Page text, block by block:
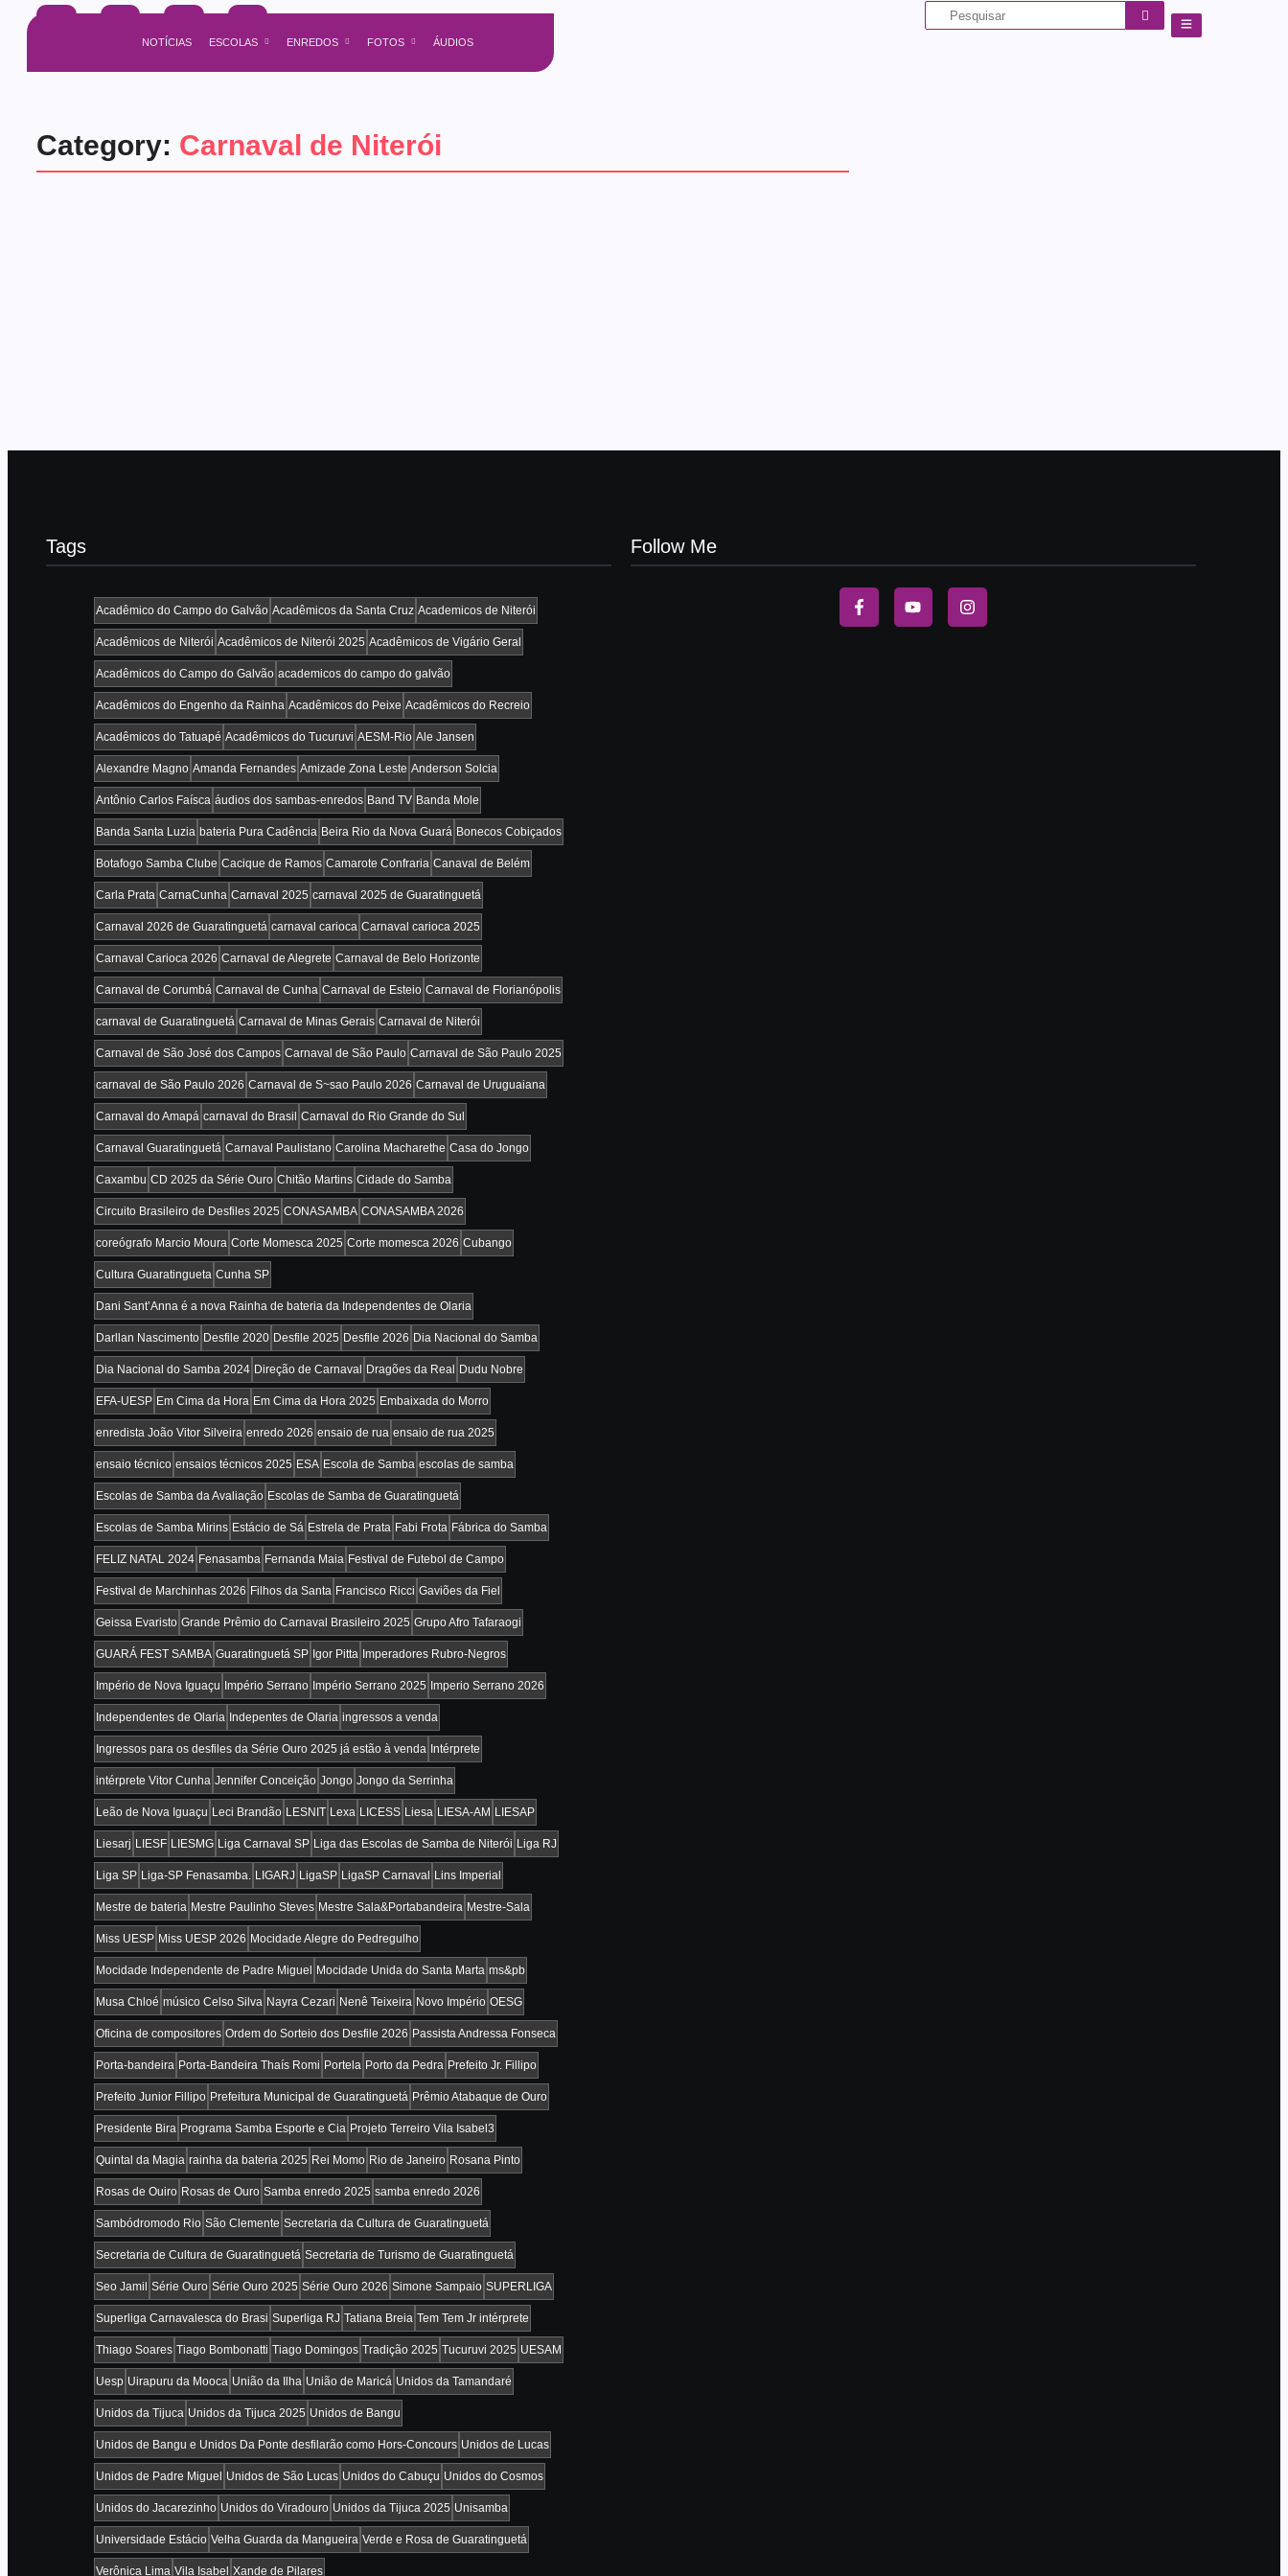
NOTÍCIAS ESCOLAS ENREDOS FOTOS ÁUDIOS
Category: Carnaval de Niterói
Tags
Acadêmico do Campo do Galvão Acadêmicos da Santa Cruz Academicos de Niterói
Acadêmicos de Niterói Acadêmicos de Niterói 2025 Acadêmicos de Vigário Geral
Acadêmicos do Campo do Galvão academicos do campo do galvão
Acadêmicos do Engenho da Rainha Acadêmicos do Peixe Acadêmicos do Recreio
Acadêmicos do Tatuapé Acadêmicos do Tucuruvi AESM-Rio Ale Jansen
Alexandre Magno Amanda Fernandes Amizade Zona Leste Anderson Solcia
Antônio Carlos Faísca áudios dos sambas-enredos Band TV Banda Mole
Banda Santa Luzia bateria Pura Cadência Beira Rio da Nova Guará Bonecos Cobiçados
Botafogo Samba Clube Cacique de Ramos Camarote Confraria Canaval de Belém
Carla Prata CarnaCunha Carnaval 2025 carnaval 2025 de Guaratinguetá
Carnaval 2026 de Guaratinguetá carnaval carioca Carnaval carioca 2025
Carnaval Carioca 2026 Carnaval de Alegrete Carnaval de Belo Horizonte
Carnaval de Corumbá Carnaval de Cunha Carnaval de Esteio Carnaval de Florianópolis
carnaval de Guaratinguetá Carnaval de Minas Gerais Carnaval de Niterói
Carnaval de São José dos Campos Carnaval de São Paulo Carnaval de São Paulo 2025
carnaval de São Paulo 2026 Carnaval de S~sao Paulo 2026 Carnaval de Uruguaiana
Carnaval do Amapá carnaval do Brasil Carnaval do Rio Grande do Sul
Carnaval Guaratinguetá Carnaval Paulistano Carolina Macharethe Casa do Jongo
Caxambu CD 2025 da Série Ouro Chitão Martins Cidade do Samba
Circuito Brasileiro de Desfiles 2025 CONASAMBA CONASAMBA 2026
coreógrafo Marcio Moura Corte Momesca 2025 Corte momesca 2026 Cubango
Cultura Guaratingueta Cunha SP
Dani Sant’Anna é a nova Rainha de bateria da Independentes de Olaria
Darllan Nascimento Desfile 2020 Desfile 2025 Desfile 2026 Dia Nacional do Samba
Dia Nacional do Samba 2024 Direção de Carnaval Dragões da Real Dudu Nobre
EFA-UESP Em Cima da Hora Em Cima da Hora 2025 Embaixada do Morro
enredista João Vitor Silveira enredo 2026 ensaio de rua ensaio de rua 2025
ensaio técnico ensaios técnicos 2025 ESA Escola de Samba escolas de samba
Escolas de Samba da Avaliação Escolas de Samba de Guaratinguetá
Escolas de Samba Mirins Estácio de Sá Estrela de Prata Fabi Frota Fábrica do Samba
FELIZ NATAL 2024 Fenasamba Fernanda Maia Festival de Futebol de Campo
Festival de Marchinhas 2026 Filhos da Santa Francisco Ricci Gaviões da Fiel
Geissa Evaristo Grande Prêmio do Carnaval Brasileiro 2025 Grupo Afro Tafaraogi
GUARÁ FEST SAMBA Guaratinguetá SP Igor Pitta Imperadores Rubro-Negros
Império de Nova Iguaçu Império Serrano Império Serrano 2025 Imperio Serrano 2026
Independentes de Olaria Indepentes de Olaria ingressos a venda
Ingressos para os desfiles da Série Ouro 2025 já estão à venda Intérprete
intérprete Vitor Cunha Jennifer Conceição Jongo Jongo da Serrinha
Leão de Nova Iguaçu Leci Brandão LESNIT Lexa LICESS Liesa LIESA-AM LIESAP
Liesarj LIESF LIESMG Liga Carnaval SP Liga das Escolas de Samba de Niterói Liga RJ
Liga SP Liga-SP Fenasamba. LIGARJ LigaSP LigaSP Carnaval Lins Imperial
Mestre de bateria Mestre Paulinho Steves Mestre Sala&Portabandeira Mestre-Sala
Miss UESP Miss UESP 2026 Mocidade Alegre do Pedregulho
Mocidade Independente de Padre Miguel Mocidade Unida do Santa Marta ms&pb
Musa Chloé músico Celso Silva Nayra Cezari Nenê Teixeira Novo Império OESG
Oficina de compositores Ordem do Sorteio dos Desfile 2026 Passista Andressa Fonseca
Porta-bandeira Porta-Bandeira Thaís Romi Portela Porto da Pedra Prefeito Jr. Fillipo
Prefeito Junior Fillipo Prefeitura Municipal de Guaratinguetá Prêmio Atabaque de Ouro
Presidente Bira Programa Samba Esporte e Cia Projeto Terreiro Vila Isabel3
Quintal da Magia rainha da bateria 2025 Rei Momo Rio de Janeiro Rosana Pinto
Rosas de Ouiro Rosas de Ouro Samba enredo 2025 samba enredo 2026
Sambódromodo Rio São Clemente Secretaria da Cultura de Guaratinguetá
Secretaria de Cultura de Guaratinguetá Secretaria de Turismo de Guaratinguetá
Seo Jamil Série Ouro Série Ouro 2025 Série Ouro 2026 Simone Sampaio SUPERLIGA
Superliga Carnavalesca do Brasi Superliga RJ Tatiana Breia Tem Tem Jr intérprete
Thiago Soares Tiago Bombonatti Tiago Domingos Tradição 2025 Tucuruvi 2025 UESAM
Uesp Uirapuru da Mooca União da Ilha União de Maricá Unidos da Tamandaré
Unidos da Tijuca Unidos da Tijuca 2025 Unidos de Bangu
Unidos de Bangu e Unidos Da Ponte desfilarão como Hors-Concours Unidos de Lucas
Unidos de Padre Miguel Unidos de São Lucas Unidos do Cabuçu Unidos do Cosmos
Unidos do Jacarezinho Unidos do Viradouro Unidos da Tijuca 2025 Unisamba
Universidade Estácio Velha Guarda da Mangueira Verde e Rosa de Guaratinguetá
Verônica Lima Vila Isabel Xande de Pilares
Follow Me